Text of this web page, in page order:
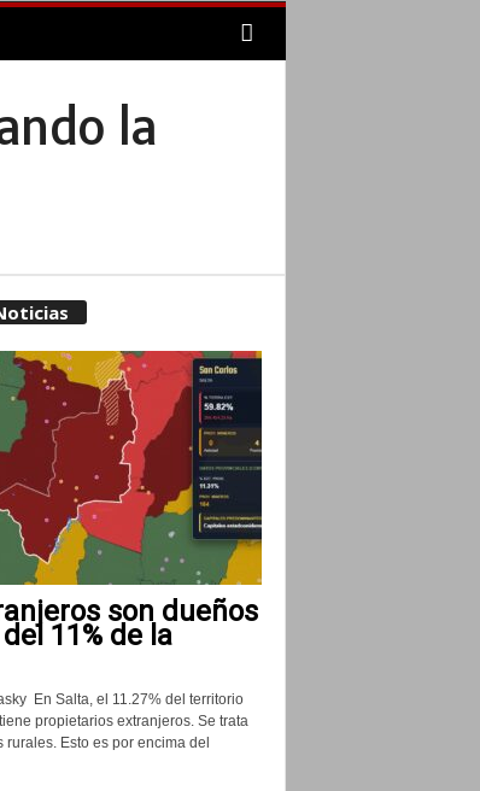
la
son dueños
11% de la
En Salta, el 11.27% del territorio
propietarios extranjeros. Se trata
Esto es por encima del